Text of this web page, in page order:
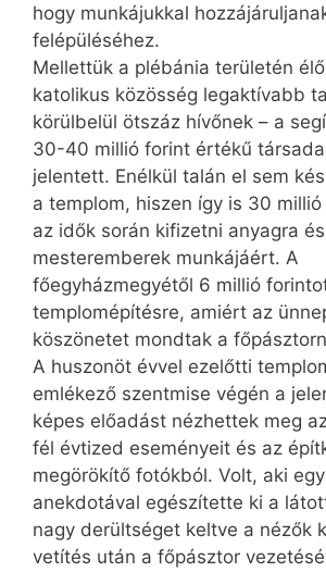
hogy munkájukkal
felépüléséhez.
Mellettük a plébánia területén
katolikus közösség legaktívabb
körülbelül ötszáz hívőnek – a
30-40 millió forint értékű
jelentett. Enélkül talán el sem
a templom, hiszen így is 30
az idők során kifizetni anyagra
mesteremberek munkájáért. A
főegyházmegyétől 6 millió
templomépítésre, amiért az
köszönetet mondtak a
A huszonöt évvel ezelőtti
emlékező szentmise végén a
képes előadást nézhettek meg
fél évtized eseményeit és az
megörökítő fotókból. Volt, aki
anekdotával egészítette ki a
nagy derültséget keltve a nézők
vetítés után a főpásztor